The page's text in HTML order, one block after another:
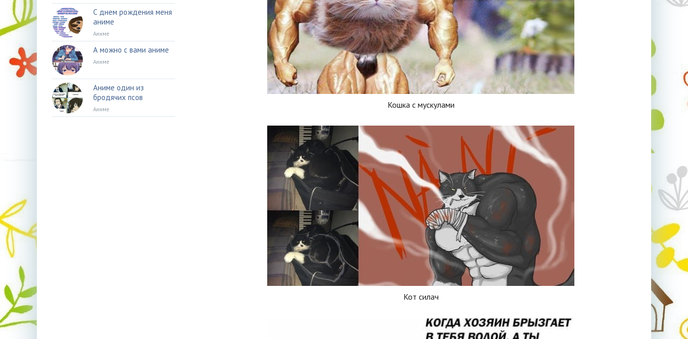
Кошка с мускулами
Кот силач
С днем рождения меня
аниме
Аниме
А можно с вами аниме
Аниме
Аниме один из
бродячих псов
Аниме